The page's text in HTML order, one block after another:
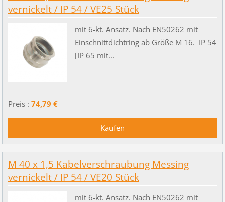
vernickelt / IP 54 / VE25 Stück
mit 6-kt. Ansatz. Nach EN50262 mit
Einschnittdichtring ab Größe M 16. IP 54
[IP 65 mit...
Preis : 74,79 €
M 40 x 1,5 Kabelverschraubung Messing
vernickelt / IP 54 / VE20 Stück
mit 6-kt. Ansatz. Nach EN50262 mit